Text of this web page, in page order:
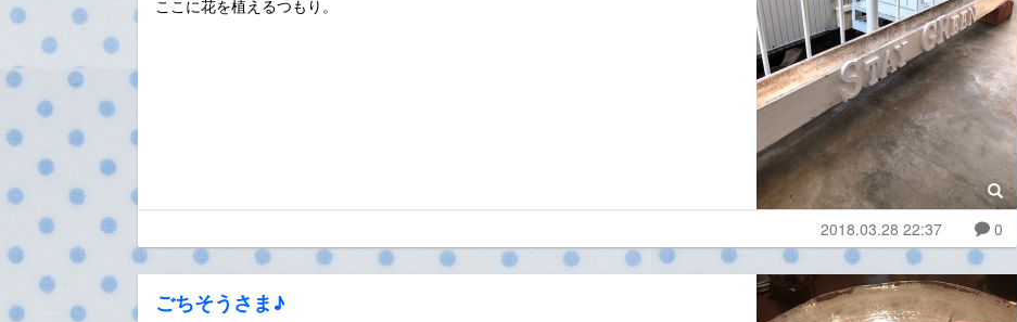
ここに花を植えるつもり。
2018.03.28 22:37 0
ごちそうさま♪